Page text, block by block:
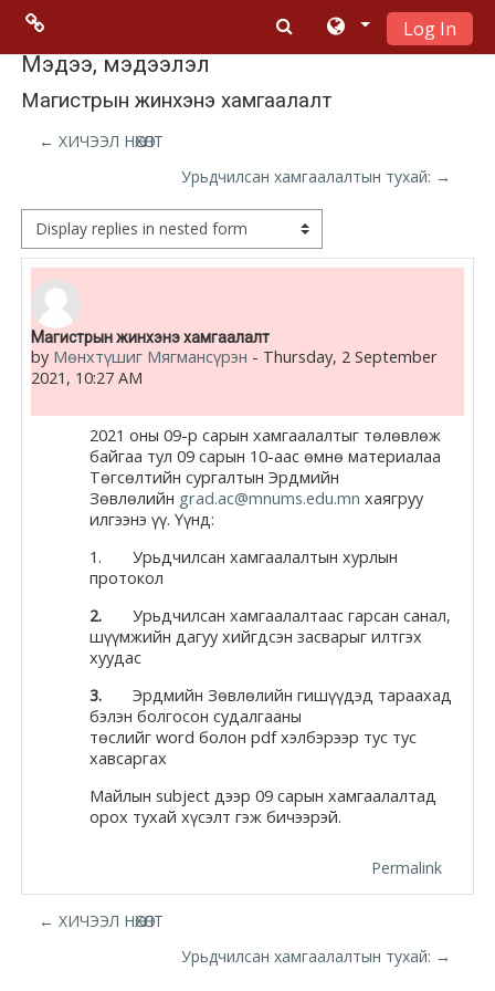
Menu 2
Moodle
community
Moodle
free support
Moodle
development
Moodle
Docs
Moodle.com
жишээ 2
Moodle
community
Moodle
free support
development
Log In
Мэдээ, мэдээлэл
Магистрын жинхэнэ хамгаалалт
← ХИЧЭЭЛ НӨХӨЛТ
Урьдчилсан хамгаалалтын тухай: →
Display mode
Магистрын жинхэнэ хамгаалалт
by Мөнхтүшиг Мягмансүрэн - Thursday, 2 September
2021, 10:27 AM
Number of replies: 0
2021 оны 09-р сарын хамгаалалтыг төлөвлөж
байгаа тул 09 сарын 10-аас өмнө материалаа
Төгсөлтийн сургалтын Эрдмийн
Зөвлөлийн grad.ac@mnums.edu.mn хаягруу
илгээнэ үү. Үүнд:
1. Урьдчилсан хамгаалалтын хурлын
протокол
2. Урьдчилсан хамгаалалтаас гарсан санал,
шүүмжийн дагуу хийгдсэн засварыг илтгэх
хуудас
3. Эрдмийн Зөвлөлийн гишүүдэд тараахад
бэлэн болгосон судалгааны
төслийг word болон pdf хэлбэрээр тус тус
хавсаргах
Майлын subject дээр 09 сарын хамгаалалтад
орох тухай хүсэлт гэж бичээрэй.
Permalink
← ХИЧЭЭЛ НӨХӨЛТ
Урьдчилсан хамгаалалтын тухай: →